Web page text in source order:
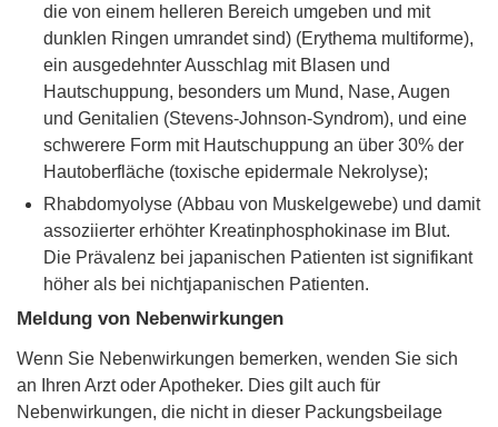
die von einem helleren Bereich umgeben und mit
dunklen Ringen umrandet sind) (Erythema multiforme),
ein ausgedehnter Ausschlag mit Blasen und
Hautschuppung, besonders um Mund, Nase, Augen
und Genitalien (Stevens-Johnson-Syndrom), und eine
schwerere Form mit Hautschuppung an über 30% der
Hautoberfläche (toxische epidermale Nekrolyse);
Rhabdomyolyse (Abbau von Muskelgewebe) und damit
assoziierter erhöhter Kreatinphosphokinase im Blut.
Die Prävalenz bei japanischen Patienten ist signifikant
höher als bei nichtjapanischen Patienten.
Meldung von Nebenwirkungen
Wenn Sie Nebenwirkungen bemerken, wenden Sie sich
an Ihren Arzt oder Apotheker. Dies gilt auch für
Nebenwirkungen, die nicht in dieser Packungsbeilage